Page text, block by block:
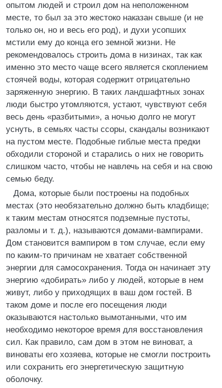
опытом людей и строил дом на неположенном
месте, то был за это жестоко наказан свыше (и не
только он, но и весь его род), и духи усопших
мстили ему до конца его земной жизни. Не
рекомендовалось строить дома в низинах, так как
именно это место чаще всего является скоплением
стоячей воды, которая содержит отрицательно
заряженную энергию. В таких ландшафтных зонах
люди быстро утомляются, устают, чувствуют себя
весь день «разбитыми», а ночью долго не могут
уснуть, в семьях часты ссоры, скандалы возникают
на пустом месте. Подобные гиблые места предки
обходили стороной и старались о них не говорить
слишком часто, чтобы не навлечь на себя и на свою
семью беду.
Дома, которые были построены на подобных
местах (это необязательно должно быть кладбище;
к таким местам относятся подземные пустоты,
разломы и т. д.), называются домами-вампирами.
Дом становится вампиром в том случае, если ему
по каким-то причинам не хватает собственной
энергии для самосохранения. Тогда он начинает эту
энергию «добирать» либо у людей, которые в нем
живут, либо у приходящих в ваш дом гостей. В
таком доме и после его посещения люди
оказываются настолько вымотанными, что им
необходимо некоторое время для восстановления
сил. Как правило, сам дом в этом не виноват, а
виноваты его хозяева, которые не смогли построить
или сохранить его энергетическую защитную
оболочку.